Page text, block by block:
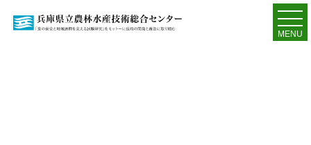
MENU